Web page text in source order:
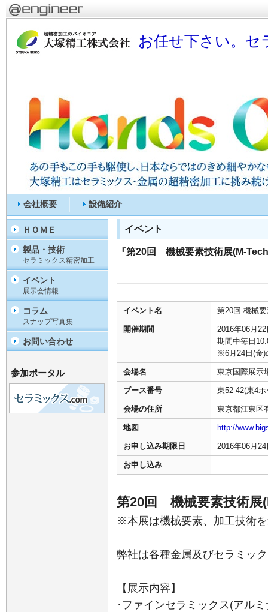
お任せ下さい。セ
会社概要 設備紹介
イベント
『第20回 機械要素技術展(M-
イベント名 第20回 機械
開催期間
2016年06月
期間中毎日
※6月24日(金)
会場名 東京国際展示
ブース番号 東52-42(東4ホ
会場の住所 東京都江東区
地図 http://
お申し込み期限日 2016年06月
お申し込み
第20回 機械要素技術展
※本展は機械要素、加工技術
弊社は各種金属及びセラミッ
【展示内容】
･ファインセラミックス(アル
ＨＯＭＥ
製品・技術
セラミックス精密加工
イベント
展示会情報
コラム
スナップ写真集
お問い合わせ
参加ポータル